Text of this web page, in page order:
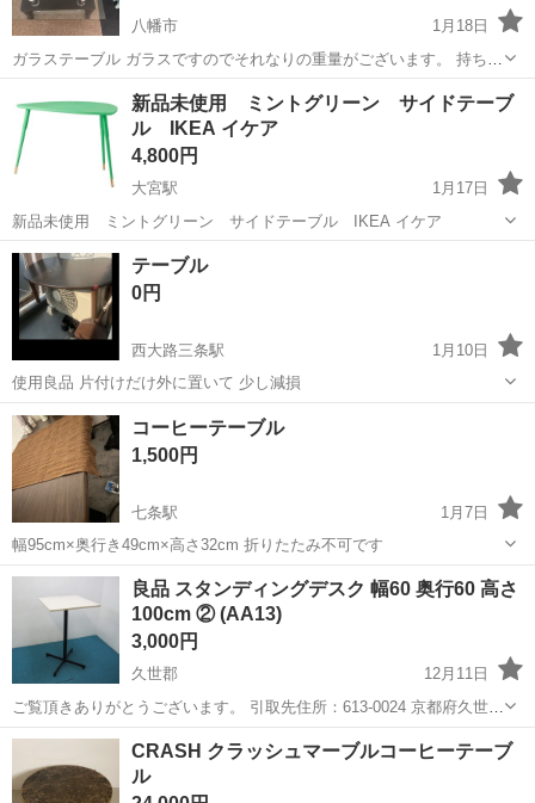
八幡市
1月18日
ガラステーブル ガラスですのでそれなりの重量がございます。 持ち運
びには十分お気を付け下さいませ。 サイズ：幅120 奥行60 高さ45cm
八幡市 テーブル ガラス
新品未使用 ミントグリーン サイドテーブ
ル IKEA イケア
4,800円
大宮駅
1月17日
新品未使用 ミントグリーン サイドテーブル IKEA イケア
京都 京都市 大宮駅
テーブル
0円
西大路三条駅
1月10日
使用良品 片付けだけ外に置いて 少し減損
京都 京都市
コーヒーテーブル
1,500円
七条駅
1月7日
幅95cm×奥行き49cm×高さ32cm 折りたたみ不可です
京都 京都市 七条駅 テーブル 折りたたみ
良品 スタンディングデスク 幅60 奥行60 高さ
100cm ② (AA13)
3,000円
久世郡
12月11日
ご覧頂きありがとうございます。 引取先住所：613-0024 京都府久世郡
久御山町森村東363-1 営業日：平日 第二/第四土曜日 9:00～18:00 ◆商
品の引取は上記住所となります。営業日と営業時間の確認...
京都 久世郡 テーブル スタンディングデスク
CRASH クラッシュマーブルコーヒーテーブ
ル